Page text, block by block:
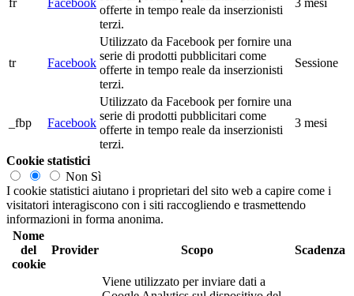
fr Facebook
offerte in tempo reale da inserzionisti
terzi.
3 mesi
tr Facebook
Utilizzato da Facebook per fornire una
serie di prodotti pubblicitari come
offerte in tempo reale da inserzionisti
terzi.
Sessione
_fbp Facebook
Utilizzato da Facebook per fornire una
serie di prodotti pubblicitari come
offerte in tempo reale da inserzionisti
terzi.
3 mesi
Cookie statistici
Non Sì
I cookie statistici aiutano i proprietari del sito web a capire come i
visitatori interagiscono con i siti raccogliendo e trasmettendo
informazioni in forma anonima.
Nome
del
cookie
Provider Scopo Scadenza
Viene utilizzato per inviare dati a